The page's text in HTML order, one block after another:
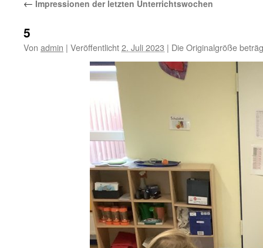
← Impressionen der letzten Unterrichtswochen
5
Von admin | Veröffentlicht2. Juli 2023 | Die Originalgröße